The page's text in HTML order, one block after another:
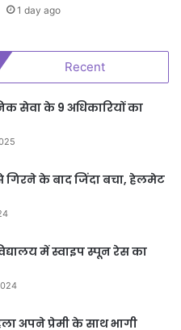
1 day ago
Recent
सेवा के 9 अधिकारियों का
के बाद जिंदा बचा, हेलमेट
में स्वाइप स्पून रेस का
अपने प्रेमी के साथ भागी